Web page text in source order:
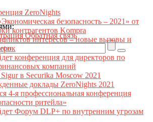
Обратная связь
ZeroNights
безопасность – 2021» от
контрагентов Kompra
интересов – новые вызовы и
конференция для директоров по
компаний
в Securika Moscow 2021
доклады ZeroNights 2021
4-я профессиональная конференция
ритейла»
Форум DLP+ по внутренним угрозам